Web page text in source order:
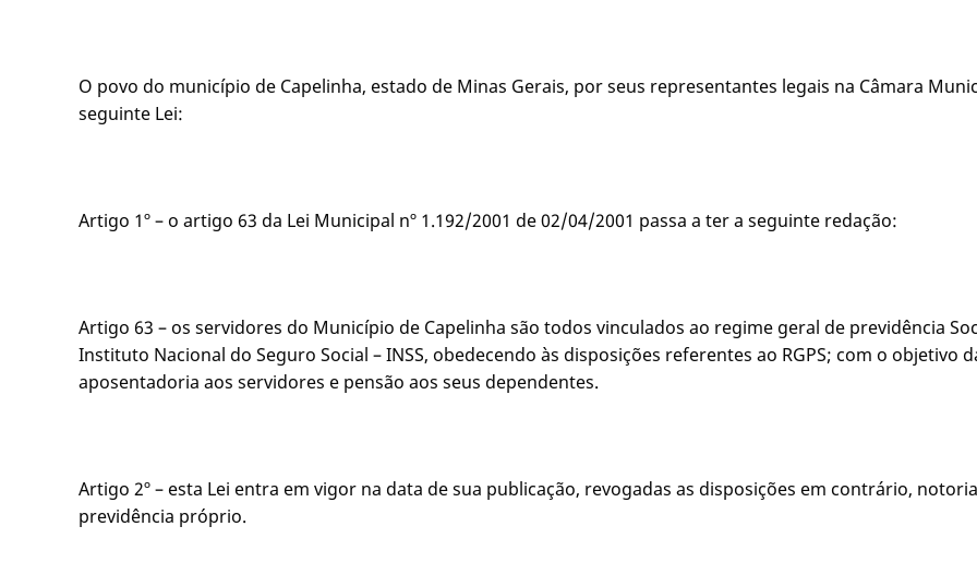
O povo do município de Capelinha, estado de Minas Gerais, por seus representantes legais na Câmara
seguinte Lei:
Artigo 1º – o artigo 63 da Lei Municipal nº 1.192/2001 de 02/04/2001 passa a ter a seguinte redação:
Artigo 63 – os servidores do Município de Capelinha são todos vinculados ao regime geral de previdência
Instituto Nacional do Seguro Social – INSS, obedecendo às disposições referentes ao RGPS; com o objetivo
aposentadoria aos servidores e pensão aos seus dependentes.
Artigo 2º – esta Lei entra em vigor na data de sua publicação, revogadas as disposições em contrário,
previdência próprio.